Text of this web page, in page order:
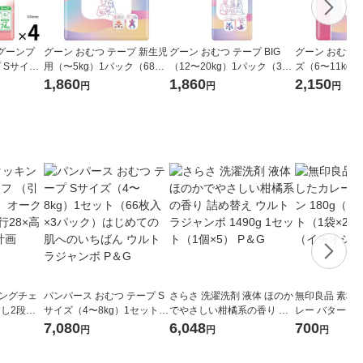
ーンプ
サイズ
1パッ
にやわ
グーン おむつ テープ 新生児
用（〜5kg）1パック（68
枚）ゆるうんちモレ0へ 大王
製紙
1,860円
グーン おむつ テープ BIG
（12〜20kg）1パック（38
枚入）おしっこモレ0へ 大王
製紙
1,860円
グーン おむつ
ズ（6〜11kg
枚入）大容量
ンボ ゆるうん
2,150円
グチェ
2段タ
幅37×
良品計
パンパース おむつ テープ S
サイズ（4〜8kg）1セット
（66枚入×3パック）はじめ
ての肌へのいちばん ウルト
7,080円
さらさ 洗濯洗剤 液体 ほのか
でやさしい柑橘系の香り 詰
め替え ウルトラジャンボ 14
90g 1セット（1個×5） P＆
6,048円
無印良品 素材
レー バターチ
人前） 1セッ
700円